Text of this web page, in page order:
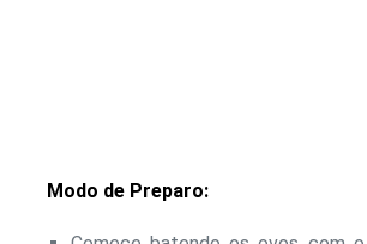
Modo de Preparo: